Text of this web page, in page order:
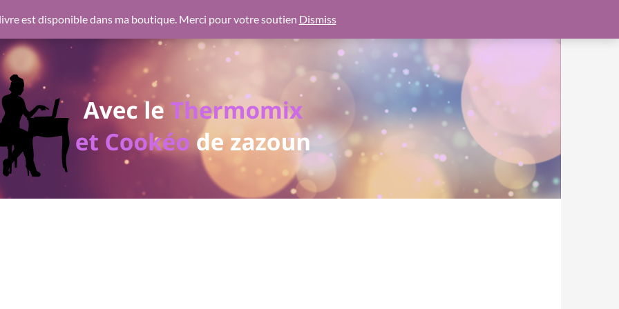
est disponible dans ma boutique. Merci pour votre soutien Dismiss